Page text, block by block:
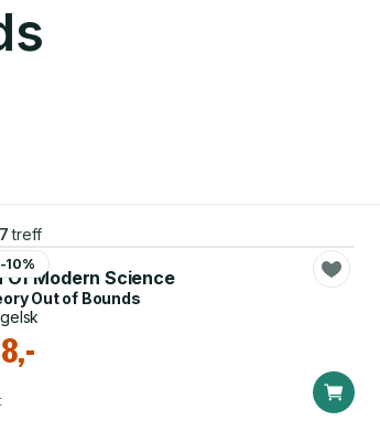
7 treff
10%
Of Modern Science
Out of Bounds